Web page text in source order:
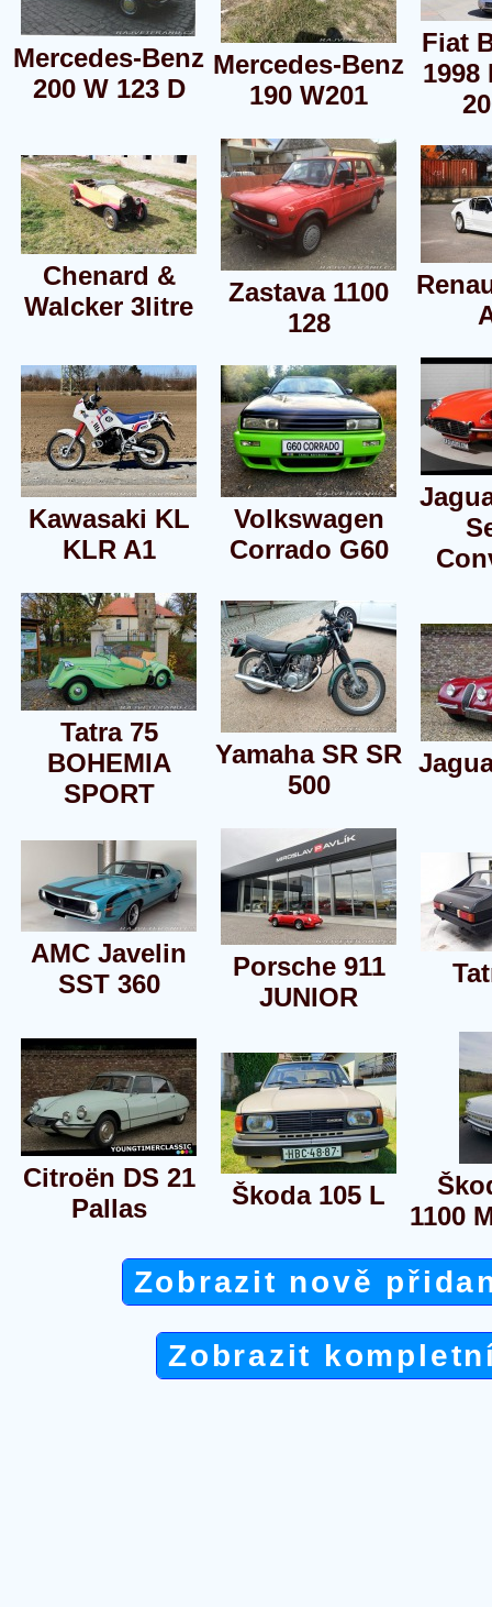
Mercedes-Benz
200 W 123 D
Mercedes-Benz
190 W201
Fiat
1998
Chenard &
Walcker 3litre
Zastava 1100
128
Kawasaki KL
KLR A1
Volkswagen
Corrado G60
Tatra 75
BOHEMIA
SPORT
Yamaha SR SR
500
AMC Javelin
SST 360
Porsche 911
JUNIOR
Citroën DS 21
Pallas
Škoda 105 L
1100
Zobrazit nově
Zobrazit